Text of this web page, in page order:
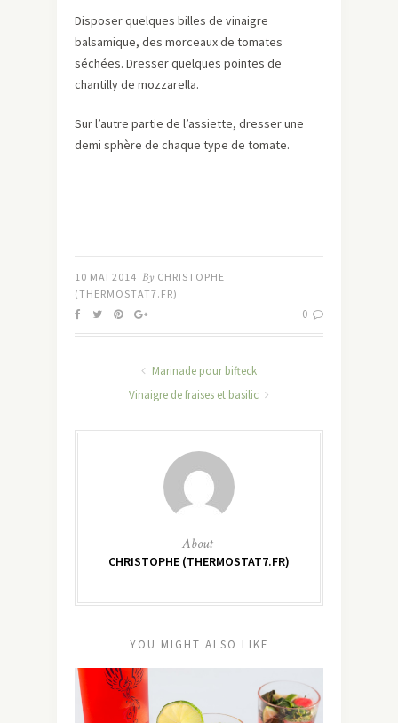
Disposer quelques billes de vinaigre
balsamique, des morceaux de tomates
séchées. Dresser quelques pointes de
chantilly de mozzarella.
Sur l’autre partie de l’assiette, dresser une
demi sphère de chaque type de tomate.
10 MAI 2014 By CHRISTOPHE
(THERMOSTAT7.FR)
0
Marinade pour bifteck
Vinaigre de fraises et basilic
About
CHRISTOPHE (THERMOSTAT7.FR)
YOU MIGHT ALSO LIKE